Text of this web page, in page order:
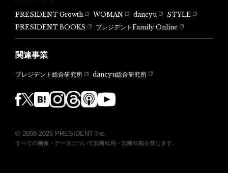
PRESIDENT Growth WOMAN dancyu
STYLE
PRESIDENT BOOKS
プレジデントFamily Online
関連事業
プレジデント総合研究所 dancyu総合研究所
© 2008-2026 PRESIDENT Inc.
すべての画像・データについて無断転用・無断転載を禁じます。